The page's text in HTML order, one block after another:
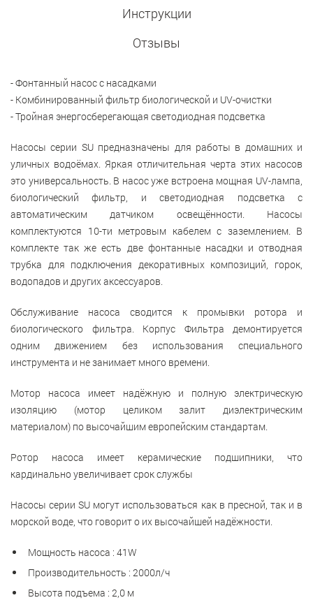
Инструкции
Отзывы
- Фонтанный насос с насадками
- Комбинированный фильтр биологической и UV-очистки
- Тройная энергосберегающая светодиодная подсветка
Насосы серии SU предназначены для работы в домашних и
уличных водоёмах. Яркая отличительная черта этих насосов
это универсальность. В насос уже встроена мощная UV-лампа,
биологический фильтр, и светодиодная подсветка с
автоматическим датчиком освещённости. Насосы
комплектуются 10-ти метровым кабелем с заземлением. В
комплекте так же есть две фонтанные насадки и отводная
трубка для подключения декоративных композиций, горок,
водопадов и других аксессуаров.
Обслуживание насоса сводится к промывки ротора и
биологического фильтра.
Корпус Фильтра демонтируется
одним движением без использования специального
инструмента и не занимает много времени.
Мотор насоса имеет надёжную и полную электрическую
изоляцию (мотор целиком залит диэлектрическим
материалом) по высочайшим европейским стандартам.
Ротор насоса имеет керамические подшипники, что
кардинально увеличивает срок службы
Насосы серии SU могут использоваться как в пресной, так и в
морской воде, что говорит о их высочайшей надёжности.
Мощность насоса : 41W
Производительность : 2000л/ч
Высота подъема : 2,0 м